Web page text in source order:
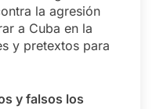
la agresión
a Cuba en la
y pretextos para
y falsos los